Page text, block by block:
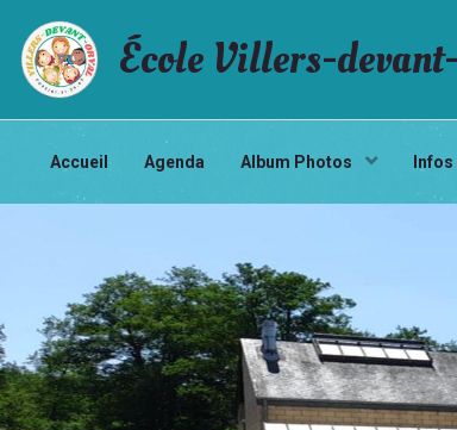
École Villers-
Accueil Agenda Album Photos